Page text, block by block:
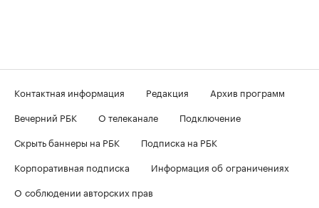
Контактная информация Редакция
Архив программ
Вечерний РБК
О телеканале
Подключение
Скрыть баннеры на РБК
Подписка на РБК
Корпоративная подписка
Информация об ограничениях
О соблюдении авторских прав